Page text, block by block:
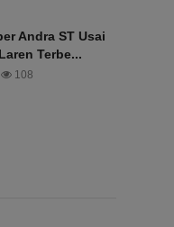
Andra ST Usai
Terbe...
108